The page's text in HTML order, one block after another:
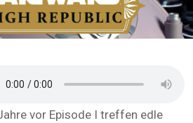
vor Episode I treffen edle